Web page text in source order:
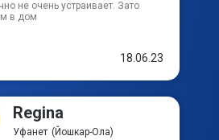
не очень устраивает. Зато
в дом
18.06.23
Regina
Уфанет (Йошкар-Ола)